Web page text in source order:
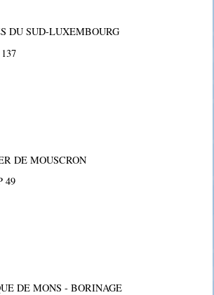
DU SUD-LUXEMBOURG
DE MOUSCRON
49
DE MONS - BORINAGE